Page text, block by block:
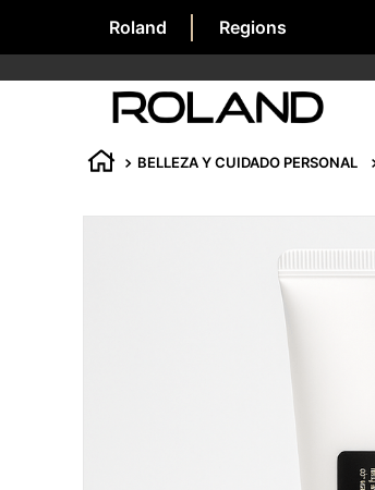
Roland
Regions
BELLEZA Y CUIDADO PERSONAL